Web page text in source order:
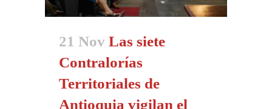
21 Nov Las siete
Contralorías
Territoriales de
Antioquia vigilan el